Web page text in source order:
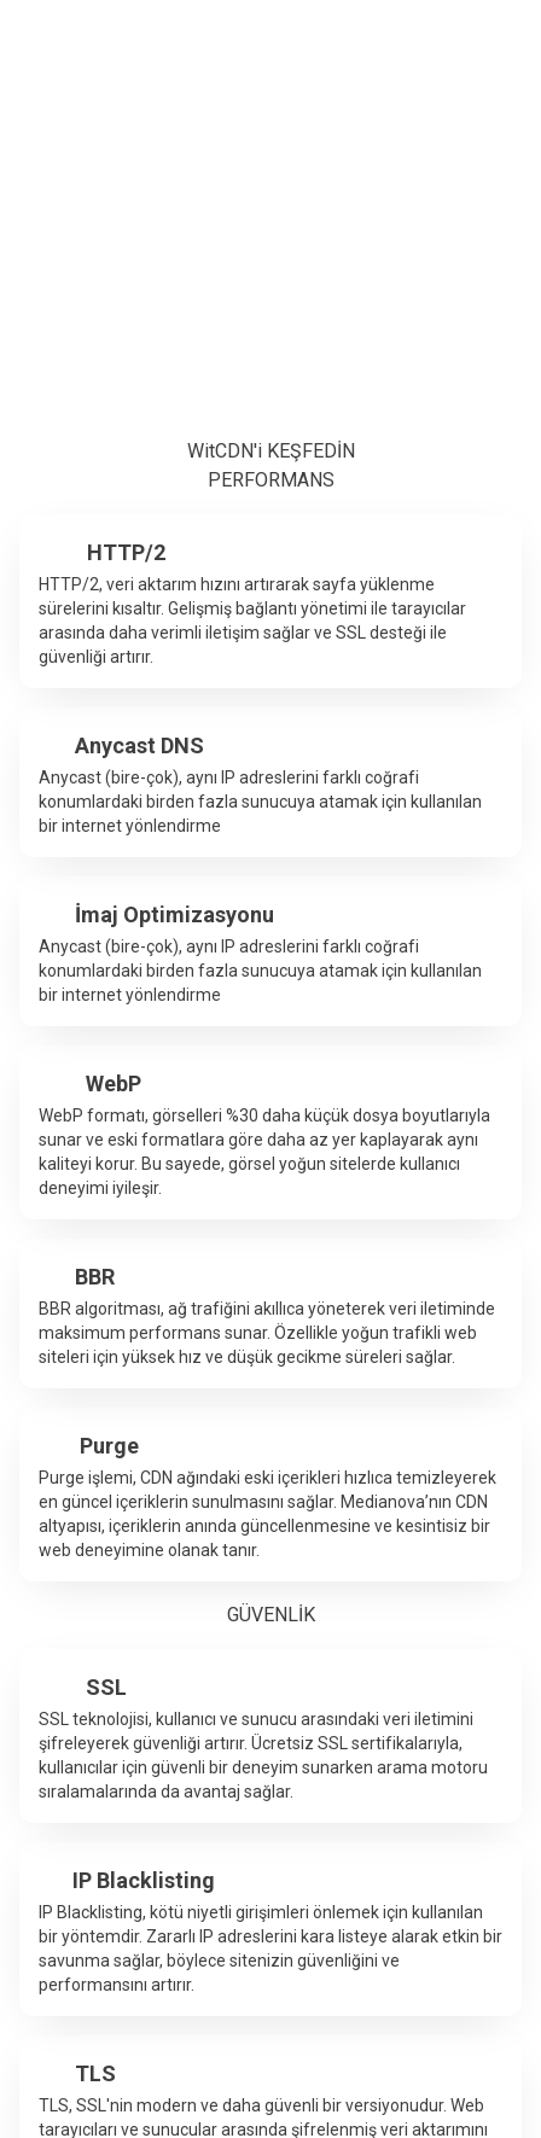
WitCDN'i KEŞFEDİN
PERFORMANS
HTTP/2
HTTP/2, veri aktarım hızını artırarak sayfa yüklenme
sürelerini kısaltır. Gelişmiş bağlantı yönetimi ile tarayıcılar
arasında daha verimli iletişim sağlar ve SSL desteği ile
güvenliği artırır.
Anycast DNS
Anycast (bire-çok), aynı IP adreslerini farklı coğrafi
konumlardaki birden fazla sunucuya atamak için kullanılan
bir internet yönlendirme
İmaj Optimizasyonu
Anycast (bire-çok), aynı IP adreslerini farklı coğrafi
konumlardaki birden fazla sunucuya atamak için kullanılan
bir internet yönlendirme
WebP
WebP formatı, görselleri %30 daha küçük dosya boyutlarıyla
sunar ve eski formatlara göre daha az yer kaplayarak aynı
kaliteyi korur. Bu sayede, görsel yoğun sitelerde kullanıcı
deneyimi iyileşir.
BBR
BBR algoritması, ağ trafiğini akıllıca yöneterek veri iletiminde
maksimum performans sunar. Özellikle yoğun trafikli web
siteleri için yüksek hız ve düşük gecikme süreleri sağlar.
Purge
Purge işlemi, CDN ağındaki eski içerikleri hızlıca temizleyerek
en güncel içeriklerin sunulmasını sağlar. Medianova’nın CDN
altyapısı, içeriklerin anında güncellenmesine ve kesintisiz bir
web deneyimine olanak tanır.
GÜVENLİK
SSL
SSL teknolojisi, kullanıcı ve sunucu arasındaki veri iletimini
şifreleyerek güvenliği artırır. Ücretsiz SSL sertifikalarıyla,
kullanıcılar için güvenli bir deneyim sunarken arama motoru
sıralamalarında da avantaj sağlar.
IP Blacklisting
IP Blacklisting, kötü niyetli girişimleri önlemek için kullanılan
bir yöntemdir. Zararlı IP adreslerini kara listeye alarak etkin bir
savunma sağlar, böylece sitenizin güvenliğini ve
performansını artırır.
TLS
TLS, SSL'nin modern ve daha güvenli bir versiyonudur. Web
tarayıcıları ve sunucular arasında şifrelenmiş veri aktarımını